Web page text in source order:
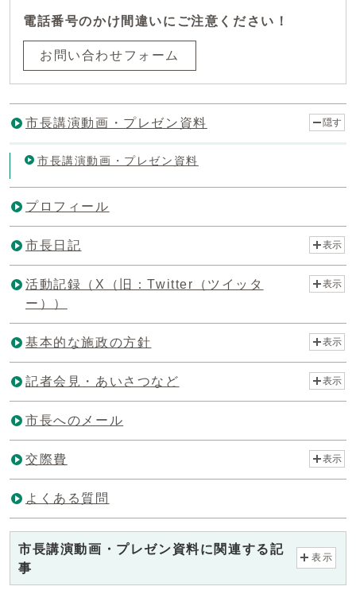
電話番号のかけ間違いにご注意ください！
お問い合わせフォーム
市長講演動画・プレゼン資料 隠す
市長講演動画・プレゼン資料
プロフィール
市長日記 表示
活動記録（X（旧：Twitter（ツイッタ
ー））
表示
基本的な施政の方針 表示
記者会見・あいさつなど 表示
市長へのメール
交際費 表示
よくある質問
市長講演動画・プレゼン資料に関連する記
事
表示